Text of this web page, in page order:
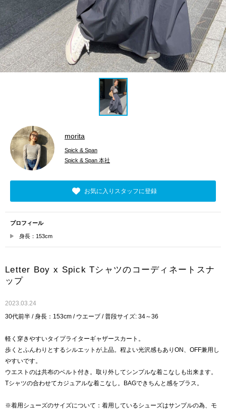
morita
Spick & Span
Spick & Span 本社
お気に入りスタッフに登録
プロフィール
身長：153cm
Letter Boy x Spick Tシャツのコーディネートスナ
ップ
2023.03.24
30代前半 / 身長：153cm / ウエーブ / 普段サイズ: 34～36
軽く穿きやすいタイプライターギャザースカート。
歩くとふんわりとするシルエットが上品。程よい光沢感もありON、OFF兼用し
やすいです。
ウエストのは共布のベルト付き。取り外してシンプルな着こなしも出来ます。
Tシャツの合わせてカジュアルな着こなし。BAGできちんと感をプラス。
※着用シューズのサイズについて：着用しているシューズはサンプルの為、モ